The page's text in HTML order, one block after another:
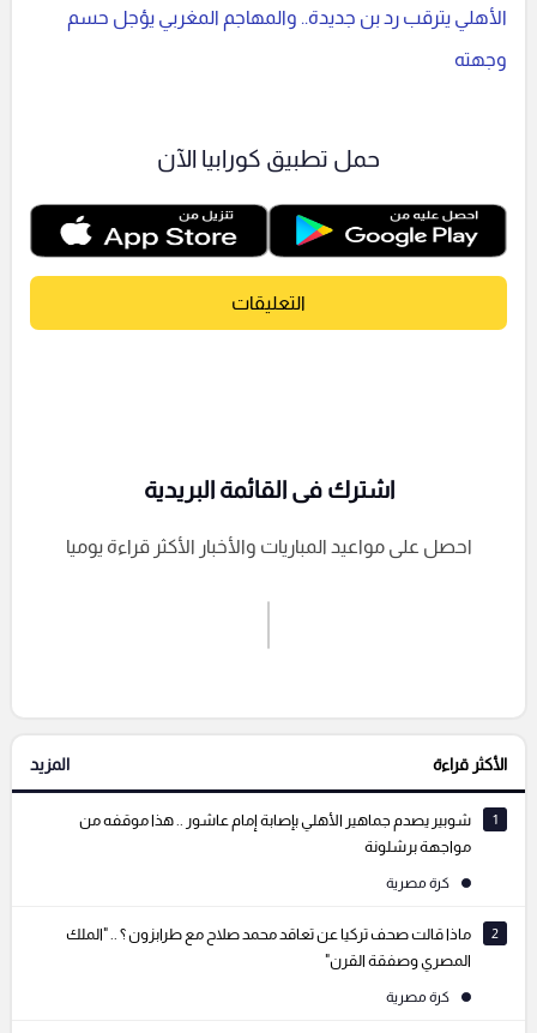
الأهلي يترقب رد بن جديدة.. والمهاجم المغربي يؤجل حسم
وجهته
حمل تطبيق كورابيا الآن
التعليقات
إرسال تعليق
التعليقات السابقة
اشترك فى القائمة البريدية
احصل على مواعيد المباريات والأخبار الأكثر قراءة يوميا
الأكثر قراءة المزيد
1
شوبير يصدم جماهير الأهلي بإصابة إمام عاشور .. هذا موقفه من
مواجهة برشلونة
كرة مصرية
2
ماذا قالت صحف تركيا عن تعاقد محمد صلاح مع طرابزون ؟ .. "الملك
المصري وصفقة القرن"
كرة مصرية